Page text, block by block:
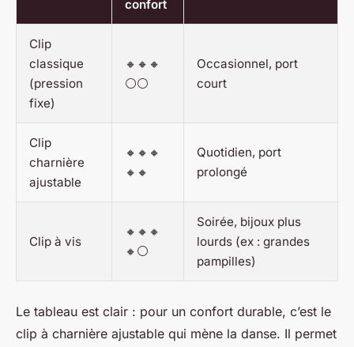
confort
Clip
classique
(pression
fixe)
🔸🔸🔸
⚪⚪
Occasionnel, port
court
Clip
charnière
ajustable
🔸🔸🔸
🔸🔸
Quotidien, port
prolongé
Clip à vis
🔸🔸🔸
🔸⚪
Soirée, bijoux plus
lourds (ex : grandes
pampilles)
Le tableau est clair : pour un confort durable, c’est le
clip à charnière ajustable qui mène la danse. Il permet